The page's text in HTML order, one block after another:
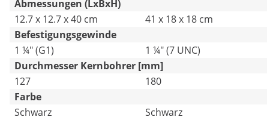
Abmessungen (LxBxH)
12.7 x 12.7 x 40 cm
41 x 18 x 18 cm
Befestigungsgewinde
1 ¼" (G1)
1 ¼" (7 UNC)
Durchmesser Kernbohrer [mm]
127
180
Farbe
Schwarz
Schwarz